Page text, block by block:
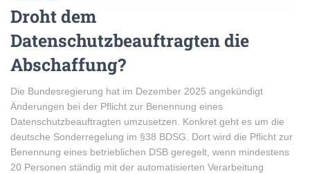
Droht dem
Datenschutzbeauftragten die
Abschaffung?
Die Bundesregierung hat im Dezember 2025 angekündigt
Änderungen bei der Pflicht zur Benennung eines
Datenschutzbeauftragten umzusetzen. Konkret geht es um die
deutsche Sonderregelung im §38 BDSG. Dort wird die Pflicht zur
Benennung eines betrieblichen DSB geregelt, wenn mindestens
20 Personen ständig mit der automatisierten Verarbeitung